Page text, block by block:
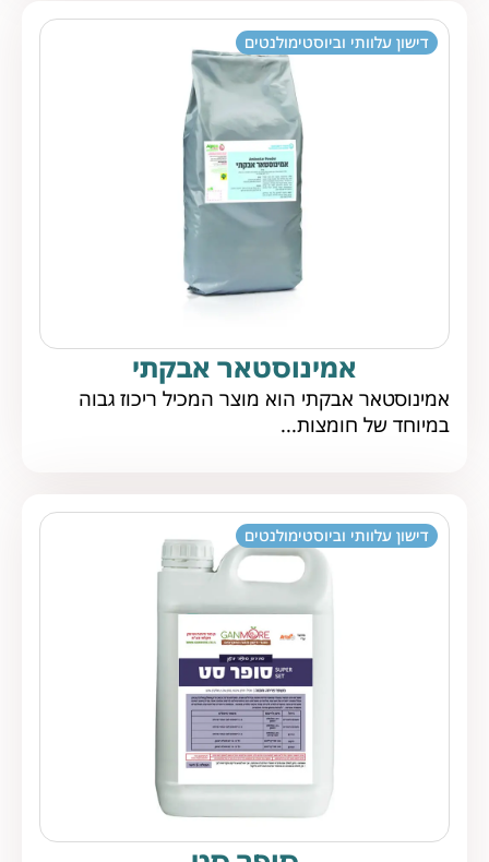
דישון עלוותי וביוסטימולנטים
אמינוסטאר אבקתי
אמינוסטאר אבקתי הוא מוצר המכיל ריכוז גבוה
במיוחד של חומצות...
דישון עלוותי וביוסטימולנטים